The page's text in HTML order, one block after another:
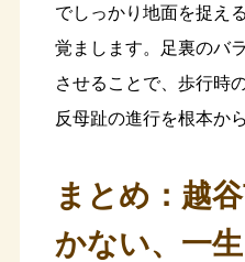
でしっかり地面を捉え
覚まします。足裏のバ
させることで、歩行時
反母趾の進行を根本か
まとめ：越
かない、一